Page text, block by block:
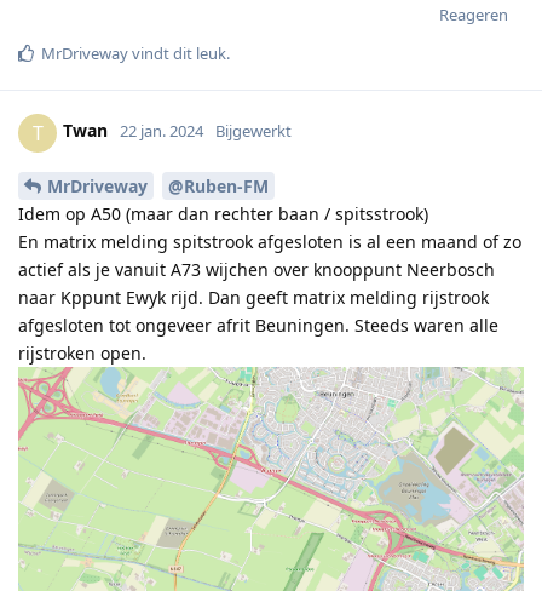
Reageren
MrDrivewayvindt dit leuk.
T Twan 22 jan. 2024 Bijgewerkt
MrDriveway
@Ruben-FM
Idem op A50 (maar dan rechter baan / spitsstrook)
En matrix melding spitstrook afgesloten is al een maand of zo
actief als je vanuit A73 wijchen over knooppunt Neerbosch
naar Kppunt Ewyk rijd. Dan geeft matrix melding rijstrook
afgesloten tot ongeveer afrit Beuningen. Steeds waren alle
rijstroken open.